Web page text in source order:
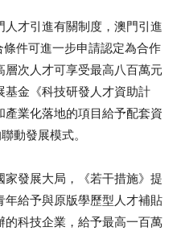
才引進有關制度，澳門引進
條件可進一步申請認定為合作
次人才可享受最高八百萬元
金《科技研發人才資助計
業化落地的項目給予配套資
動發展模式。
發展大局，《若干措施》提
給予與原版學歷型人才補貼
科技企業，給予最高一百萬